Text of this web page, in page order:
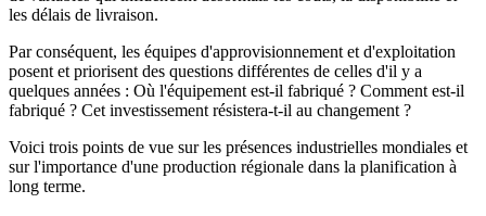
les délais de livraison.
Par conséquent, les équipes d'approvisionnement et d'exploitation
posent et priorisent des questions différentes de celles d'il y a
quelques années : Où l'équipement est-il fabriqué ? Comment est-il
fabriqué ? Cet investissement résistera-t-il au changement ?
Voici trois points de vue sur les présences industrielles mondiales et
sur l'importance d'une production régionale dans la planification à
long terme.